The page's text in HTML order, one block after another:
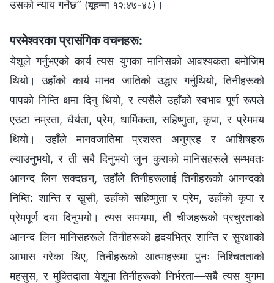
उसको न्याय गर्नेछ” (यूहन्‍ना १२:४७-४८) ।
परमेश्‍वरका प्रासंगिक वचनहरू:
येशूले गर्नुभएको कार्य त्यस युगका मानिसको आवश्यकता बमोजिम
थियो। उहाँको कार्य मानव जातिको उद्धार गर्नुथियो, तिनीहरूको
पापको निम्ति क्षमा दिनु थियो, र त्यसैले उहाँको स्वभाव पूर्ण रूपले
एउटा नम्रता, धैर्यता, प्रेम, धार्मिकता, सहिष्णुता, कृपा, र प्रेममय
थियो। उहाँले मानवजातिमा प्रशस्त अनुग्रह र आशिषहरू
ल्याउनुभयो, र ती सबै दिनुभयो जुन कुराको मानिसहरूले सम्भवतः
आनन्द लिन सक्दछन्, उहाँले तिनीहरूलाई तिनीहरूको आनन्दको
निम्ति: शान्ति र खुसी, उहाँको सहिष्णुता र प्रेम, उहाँको कृपा र
प्रेमपूर्ण दया दिनुभयो। त्यस समयमा, ती चीजहरूको प्रचुरताको
आनन्द लिन मानिसहरूले तिनीहरूको हृदयभित्र शान्ति र सुरक्षाको
आभास गरेका थिए, तिनीहरूको आत्माहरूमा पुनः निश्चितताको
महसुस, र मुक्तिदाता येशूमा तिनीहरूको निर्भरता—सबै त्यस युगमा